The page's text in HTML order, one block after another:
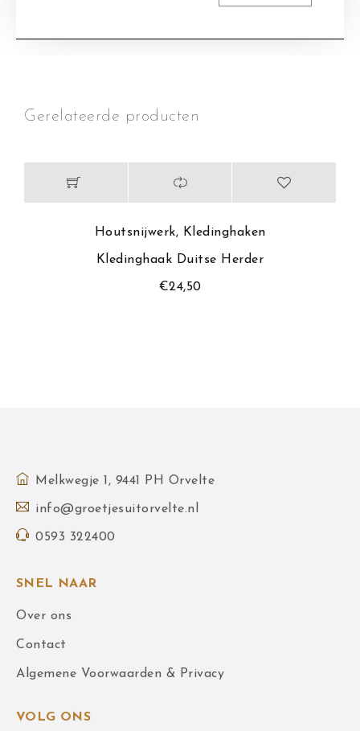
Gerelateerde producten
Houtsnijwerk, Kledinghaken
Kledinghaak Duitse Herder
€24,50
Melkwegje 1, 9441 PH Orvelte
info@groetjesuitorvelte.nl
0593 322400
SNEL NAAR
Over ons
Contact
Algemene Voorwaarden & Privacy
VOLG ONS